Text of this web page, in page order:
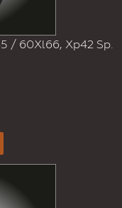
/ 60Xl66, Xp42 Sp.